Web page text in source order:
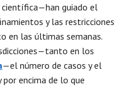
guiado el
y las restricciones
en las últimas semanas.
en los
—el número de casos y el
encima de lo que